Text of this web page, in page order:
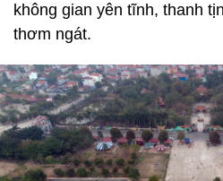
không gian yên tĩnh, thanh
thơm ngát.